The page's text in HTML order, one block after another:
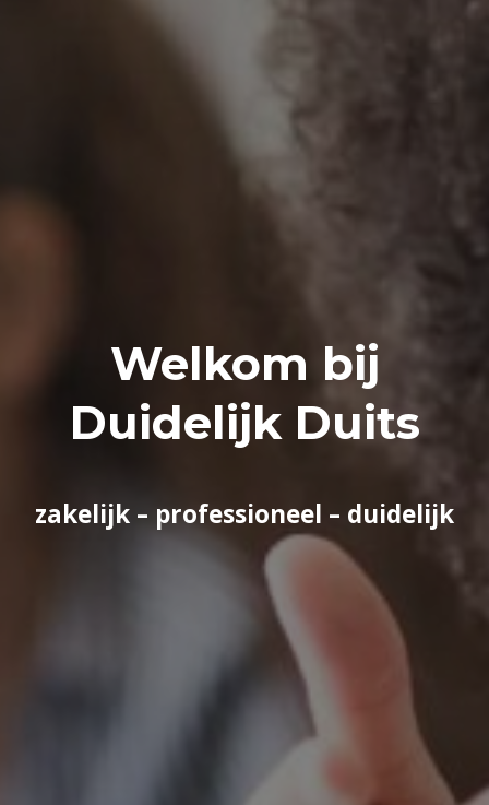
Welkom bij
Duidelijk Duits
zakelijk – professioneel – duidelijk